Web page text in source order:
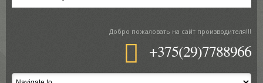
Добро пожаловать на сайт производителя!!!
+375(29)7788966